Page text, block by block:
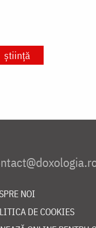
știință
NOI
DE COOKIES